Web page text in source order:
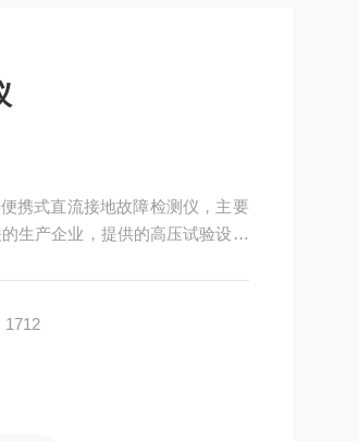
携式直流接地故障检测仪，主要
生产企业，提供的高压试验设备
1712